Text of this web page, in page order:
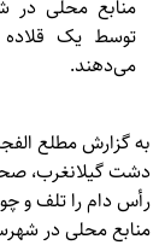
منابع محلی در
توسط یک قلاده
می‌دهند.
به گزارشمطلع
دشت گیلانغرب،
رأس دام را تلف و
منابع محلی در